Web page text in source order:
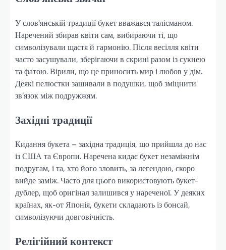
У слов’янській традиції букет вважався талісманом.
Наречений збирав квіти сам, вибираючи ті, що
символізували щастя й гармонію. Після весілля квіти
часто засушували, зберігаючи в скрині разом із сукнею
та фатою. Вірили, що це приносить мир і любов у дім.
Деякі пелюстки зашивали в подушки, щоб зміцнити
зв’язок між подружжям.
Західні традиції
Кидання букета – західна традиція, що прийшла до нас
із США та Європи. Наречена кидає букет незаміжнім
подругам, і та, хто його зловить, за легендою, скоро
вийде заміж. Часто для цього використовують букет-
дублер, щоб оригінал залишився у нареченої. У деяких
країнах, як-от Японія, букети складають із бонсай,
символізуючи довговічність.
Релігійний контекст